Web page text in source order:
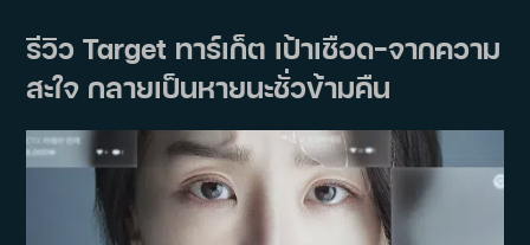
นัก
(2025)
รีวิว Target ทาร์เก็ต เป้าเชือด-จากความ
สะใจ กลายเป็นหายนะชั่วข้ามคืน